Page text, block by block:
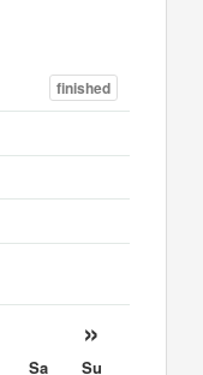
finished
»
Sa
Su